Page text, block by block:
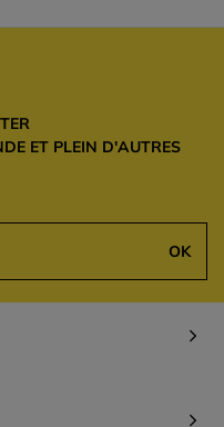
ET PLEIN D'AUTRES
OK